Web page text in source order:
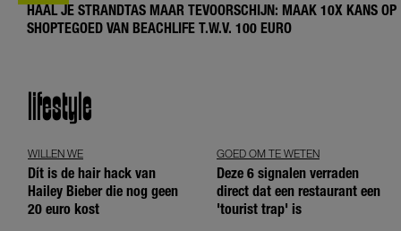
HAAL JE STRANDTAS MAAR TEVOORSCHIJN: MAAK 10X KANS OP
SHOPTEGOED VAN BEACHLIFE T.W.V. 100 EURO
lifestyle
WILLEN WE
Dít is de hair hack van
Hailey Bieber die nog geen
20 euro kost
GOED OM TE WETEN
Deze 6 signalen verraden
direct dat een restaurant een
'tourist trap' is